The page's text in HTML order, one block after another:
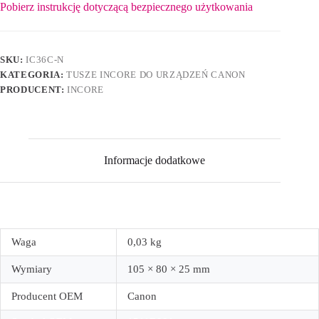
Pobierz instrukcję dotyczącą bezpiecznego użytkowania
SKU:IC36C-N
KATEGORIA:TUSZE INCORE DO URZĄDZEŃ CANON
PRODUCENT:INCORE
Informacje dodatkowe
Waga 0,03 kg
Wymiary 105 × 80 × 25 mm
Producent OEM Canon